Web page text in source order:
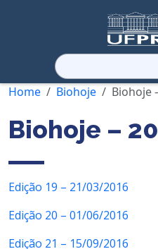
Pesquisar
por:
Home
Biohoje Biohoje
Biohoje –
Edição 19 – 21/03/2016
Edição 20 – 01/06/2016
Edição 21 – 15/09/2016